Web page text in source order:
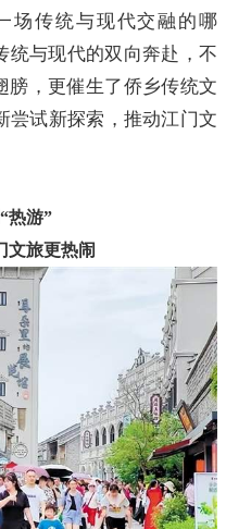
场传统与现代交融的哪
统与现代的双向奔赴，不
膀，更催生了侨乡传统文
尝试新探索，推动江门文
热游”
文旅更热闹